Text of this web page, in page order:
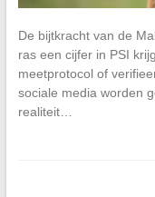
De bijtkracht van de
ras een cijfer in PSI
meetprotocol of
sociale media worden
realiteit…